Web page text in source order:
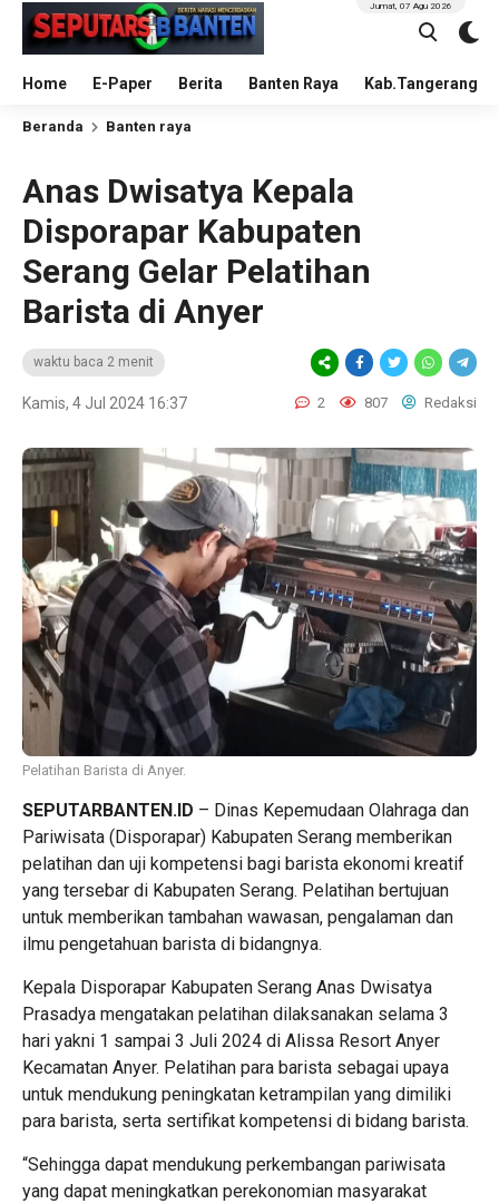
Home E-Paper Berita Banten Raya Kab.Tangerang
Jumat, 07 Agu 2026
Beranda Banten raya
Anas Dwisatya Kepala
Disporapar Kabupaten
Serang Gelar Pelatihan
Barista di Anyer
waktu baca 2 menit
Kamis, 4 Jul 2024 16:37 2 807 Redaksi
Pelatihan Barista di Anyer.
SEPUTARBANTEN.ID – Dinas Kepemudaan Olahraga dan
Pariwisata (Disporapar) Kabupaten Serang memberikan
pelatihan dan uji kompetensi bagi barista ekonomi kreatif
yang tersebar di Kabupaten Serang. Pelatihan bertujuan
untuk memberikan tambahan wawasan, pengalaman dan
ilmu pengetahuan barista di bidangnya.
Kepala Disporapar Kabupaten Serang Anas Dwisatya
Prasadya mengatakan pelatihan dilaksanakan selama 3
hari yakni 1 sampai 3 Juli 2024 di Alissa Resort Anyer
Kecamatan Anyer. Pelatihan para barista sebagai upaya
untuk mendukung peningkatan ketrampilan yang dimiliki
para barista, serta sertifikat kompetensi di bidang barista.
“Sehingga dapat mendukung perkembangan pariwisata
yang dapat meningkatkan perekonomian masyarakat